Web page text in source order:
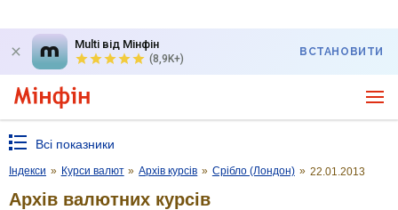
Multi від Мінфін
(8,9K+)
ВСТАНОВИТИ
Всі показники
Індекси » Курси валют » Архів курсів » Срібло (Лондон) » 22.01.2013
Архів валютних курсів